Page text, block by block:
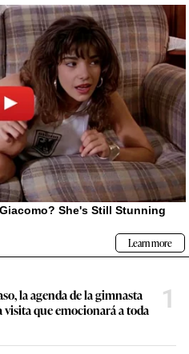
la agenda de la gimnasta
que emocionará a toda
1